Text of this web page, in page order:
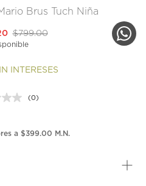
Brus Tuch Niña
$799.00
INTERESES
Sin
en
(0)
a $399.00 M.N.